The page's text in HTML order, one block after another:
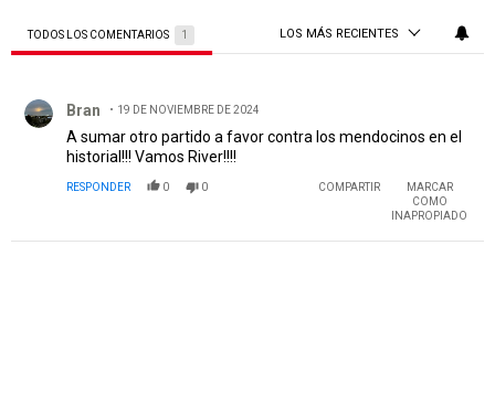
TODOS LOS COMENTARIOS 1 LOS MÁS RECIENTES
Bran 19 DE NOVIEMBRE DE 2024
A sumar otro partido a favor contra los mendocinos en el
historial!!! Vamos River!!!!
RESPONDER 0 0 COMPARTIR
MARCAR
COMO
INAPROPIADO